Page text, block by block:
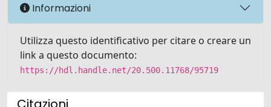
Informazioni
Utilizza questo identificativo per citare o creare un
link a questo documento:
https://hdl.handle.net/20.500.11768/95719